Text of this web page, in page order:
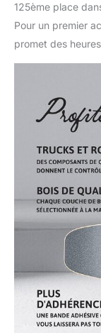
125ème place
Pour un premier
promet des